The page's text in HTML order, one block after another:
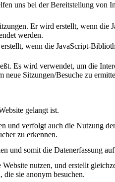
uns bei der Bereitstellung von
Er wird erstellt, wenn die
werden.
wenn die JavaScript-
Es wird verwendet, um die
Sitzungen/Besuche zu
gelangt ist.
und verfolgt auch die Nutzung
zu erkennen.
somit die Datenerfassung
nutzen, und erstellt
die sie anonym besuchen.